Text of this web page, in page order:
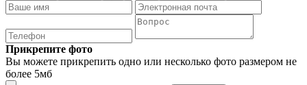
Прикрепите фото
Вы можете прикрепить одно или несколько фото размером не
более 5мб